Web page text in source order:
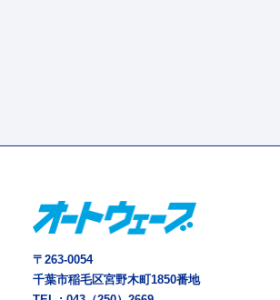
〒263-0054
千葉市稲毛区宮野木町1850番地